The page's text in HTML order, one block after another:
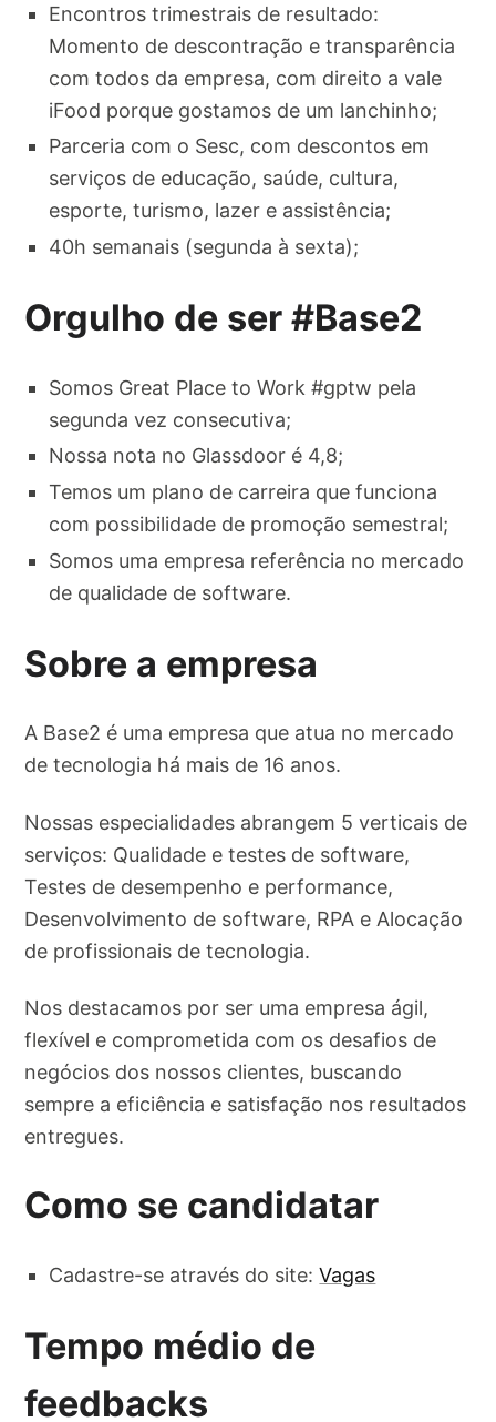
Encontros trimestrais de resultado:
Momento de descontração e transparência
com todos da empresa, com direito a vale
iFood porque gostamos de um lanchinho;
Parceria com o Sesc, com descontos em
serviços de educação, saúde, cultura,
esporte, turismo, lazer e assistência;
40h semanais (segunda à sexta);
Orgulho de ser #Base2
Somos Great Place to Work #gptw pela
segunda vez consecutiva;
Nossa nota no Glassdoor é 4,8;
Temos um plano de carreira que funciona
com possibilidade de promoção semestral;
Somos uma empresa referência no mercado
de qualidade de software.
Sobre a empresa
A Base2 é uma empresa que atua no mercado
de tecnologia há mais de 16 anos.
Nossas especialidades abrangem 5 verticais de
serviços: Qualidade e testes de software,
Testes de desempenho e performance,
Desenvolvimento de software, RPA e Alocação
de profissionais de tecnologia.
Nos destacamos por ser uma empresa ágil,
flexível e comprometida com os desafios de
negócios dos nossos clientes, buscando
sempre a eficiência e satisfação nos resultados
entregues.
Como se candidatar
Cadastre-se através do site:Vagas
Tempo médio de
feedbacks